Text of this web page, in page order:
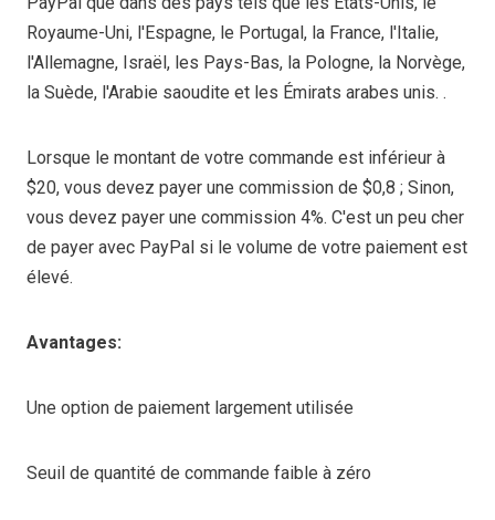
Royaume-Uni, l'Espagne, le Portugal, la France, l'Italie,
l'Allemagne, Israël, les Pays-Bas, la Pologne, la Norvège,
la Suède, l'Arabie saoudite et les Émirats arabes unis. .
Lorsque le montant de votre commande est inférieur à
$20, vous devez payer une commission de $0,8 ; Sinon,
vous devez payer une commission 4%. C'est un peu cher
de payer avec PayPal si le volume de votre paiement est
élevé.
Avantages:
Une option de paiement largement utilisée
Seuil de quantité de commande faible à zéro